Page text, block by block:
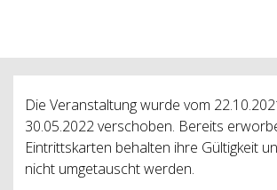
Die Veranstaltung wurde vom
30.05.2022 verschoben. Bereits
Eintrittskarten behalten ihre Gültigkeit
nicht umgetauscht werden.